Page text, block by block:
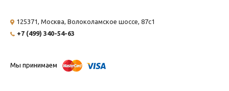
125371, Москва, Волоколамское шоссе, 87с1
+7 (499) 340-54-63
Мы принимаем